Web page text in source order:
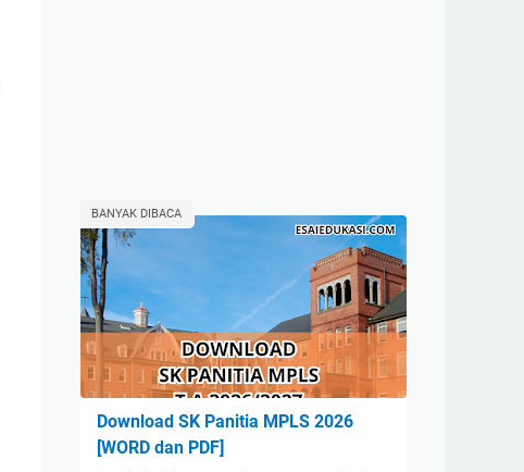
BANYAK DIBACA
Download SK Panitia MPLS 2026
[WORD dan PDF]